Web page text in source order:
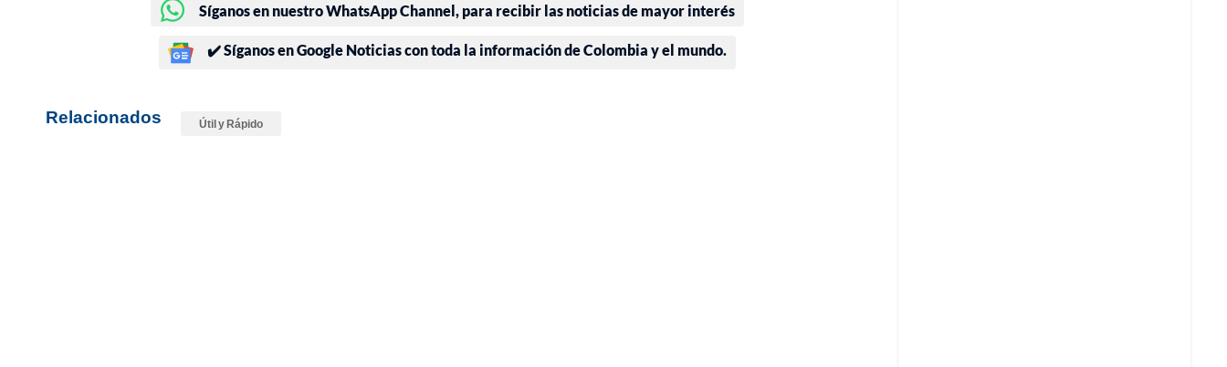
Síganos en nuestro WhatsApp Channel, para recibir las noticias de mayor interés
✔️ Síganos en Google Noticias con toda la información de Colombia y el mundo.
Relacionados Útil y Rápido